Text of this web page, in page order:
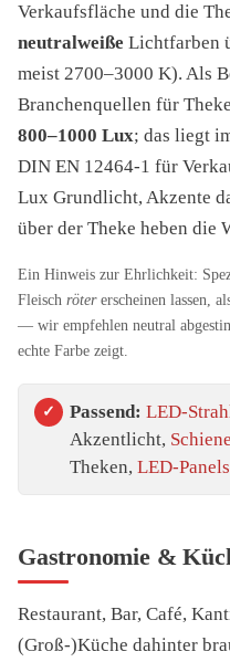
Verkaufsfläche und die
neutralweiße Lichtfarben
meist 2700–3000 K). Als
Branchenquellen für
800–1000 Lux; das liegt
DIN EN 12464-1 für
Lux Grundlicht, Akzente
über der Theke heben die
Ein Hinweis zur Ehrlichkeit:
Fleisch rötererscheinen lassen,
— wir empfehlen neutral
echte Farbe zeigt.
Passend: LED-
Akzentlicht,
Theken, LED-Panels
Gastronomie &
Restaurant, Bar, Café,
(Groß-)Küche dahinter